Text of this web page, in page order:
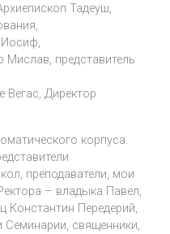
Тадеуш,
представитель
Директор
корпуса.
преподаватели, мои
– владыка Павел,
Константин Передерий,
Семинарии, священники,